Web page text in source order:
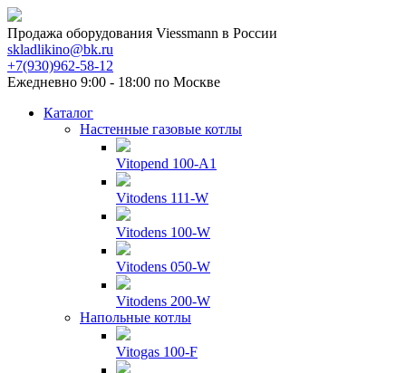
Продажа оборудования Viessmann в России
skladlikino@bk.ru
+7(930)962-58-12
Ежедневно 9:00 - 18:00 по Москве
Каталог
Настенные газовые котлы
Vitopend 100-A1
Vitodens 111-W
Vitodens 100-W
Vitodens 050-W
Vitodens 200-W
Напольные котлы
Vitogas 100-F